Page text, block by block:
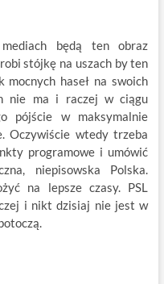
będą ten obraz
stójkę na uszach by ten
haseł na swoich
nie ma i raczej w ciągu
pójście w maksymalnie
Oczywiście wtedy trzeba
programowe i umówić
niepisowska Polska.
na lepsze czasy. PSL
i nikt dzisiaj nie jest w